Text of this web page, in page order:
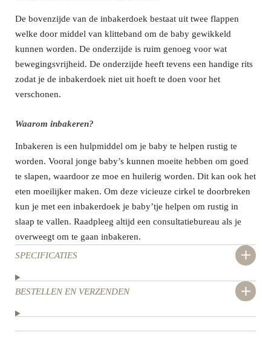
De bovenzijde van de inbakerdoek bestaat uit twee flappen
welke door middel van klitteband om de baby gewikkeld
kunnen worden. De onderzijde is ruim genoeg voor wat
bewegingsvrijheid. De onderzijde heeft tevens een handige rits
zodat je de inbakerdoek niet uit hoeft te doen voor het
verschonen.
Waarom inbakeren?
Inbakeren is een hulpmiddel om je baby te helpen rustig te
worden. Vooral jonge baby’s kunnen moeite hebben om goed
te slapen, waardoor ze moe en huilerig worden. Dit kan ook het
eten moeilijker maken. Om deze vicieuze cirkel te doorbreken
kun je met een inbakerdoek je baby’tje helpen om rustig in
slaap te vallen. Raadpleeg altijd een consultatiebureau als je
overweegt om te gaan inbakeren.
SPECIFICATIES
BESTELLEN EN VERZENDEN